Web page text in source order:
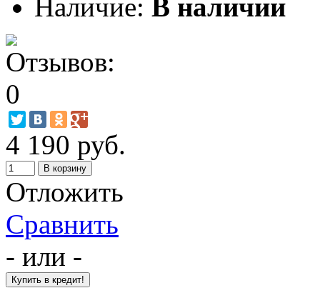
Наличие: В наличии
4 190 руб.
Отложить
Сравнить
- или -